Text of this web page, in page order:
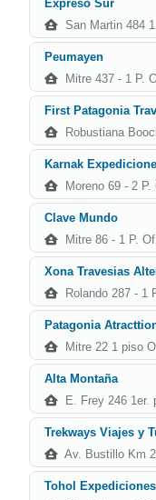
Expreso Sur
San Martin 484
Peumayen
Mitre 437 - 1 P.
First Patagonia
Robustiana
Karnak
Moreno 69 - 2 P.
Clave Mundo
Mitre 86 - 1 P.
Xona Travesias
Rolando 287 - 1
Patagonia
Mitre 22 1 piso
Alta Montaña
E. Frey 246 1er.
Trekways Viajes y
Av. Bustillo Km
Tohol Expediciones